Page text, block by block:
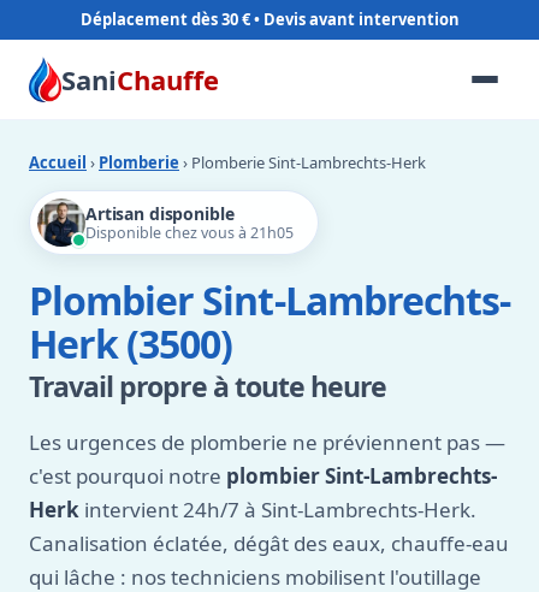
Déplacement dès 30 €
SaniChauffe
Accueil › Plomberie › Plomberie Sint-Lambrechts-Herk
Artisan disponible
Disponible chez vous à 21h05
Plombier Sint-Lambrechts-
Herk (3500)
Travail propre à toute heure
Les urgences de plomberie ne préviennent pas —
c'est pourquoi notre plombier Sint-Lambrechts-
Herk intervient 24h/7 à Sint-Lambrechts-Herk.
Canalisation éclatée, dégât des eaux, chauffe-eau
qui lâche : nos techniciens mobilisent l'outillage